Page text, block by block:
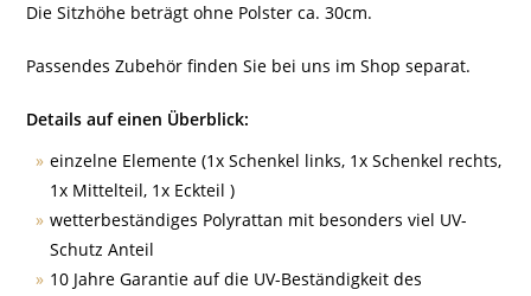
Die Sitzhöhe beträgt ohne Polster ca. 30cm.
Passendes Zubehör finden Sie bei uns im Shop separat.
Details auf einen Überblick:
einzelne Elemente (1x Schenkel links, 1x Schenkel rechts,
1x Mittelteil, 1x Eckteil )
wetterbeständiges Polyrattan mit besonders viel UV-
Schutz Anteil
10 Jahre Garantie auf die UV-Beständigkeit des